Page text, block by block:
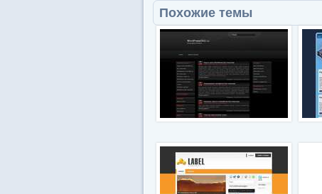
Похожие темы